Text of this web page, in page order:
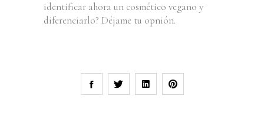
identificar ahora un cosmético vegano y
diferenciarlo? Déjame tu opnión.